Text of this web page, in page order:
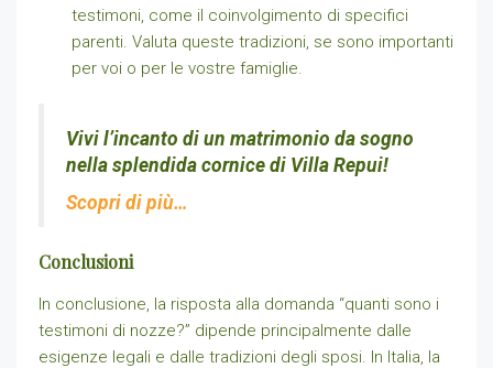
testimoni, come il coinvolgimento di specifici
parenti. Valuta queste tradizioni, se sono importanti
per voi o per le vostre famiglie.
Vivi l’incanto di un matrimonio da sogno
nella splendida cornice di Villa Repui!
Scopri di più…
Conclusioni
In conclusione, la risposta alla domanda “quanti sono i
testimoni di nozze?” dipende principalmente dalle
esigenze legali e dalle tradizioni degli sposi. In Italia, la